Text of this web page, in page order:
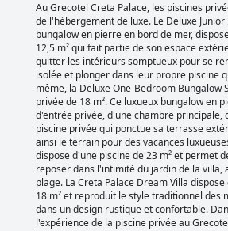
Au Grecotel Creta Palace, les piscines
de l'hébergement de luxe. Le Deluxe
bungalow en pierre en bord de mer,
12,5 m² qui fait partie de son espace
quitter les intérieurs somptueux pour se
isolée et plonger dans leur propre piscine
même, la Deluxe One-Bedroom Bungalow
privée de 18 m². Ce luxueux bungalow en
d'entrée privée, d'une chambre principale,
piscine privée qui ponctue sa terrasse
ainsi le terrain pour des vacances
dispose d'une piscine de 23 m² et permet
reposer dans l'intimité du jardin de la villa,
plage. La Creta Palace Dream Villa
18 m² et reproduit le style traditionnel des
dans un design rustique et confortable.
l'expérience de la piscine privée au